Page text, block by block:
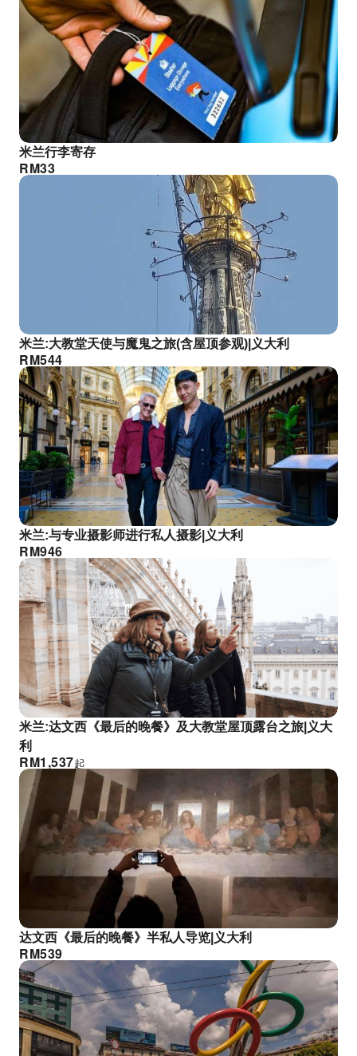
米兰行李寄存
RM33
米兰:大教堂天使与魔鬼之旅(含屋顶参观)|义大利
RM544
米兰:与专业摄影师进行私人摄影|义大利
RM946
米兰:达文西《最后的晚餐》及大教堂屋顶露台之旅|义大
利
RM1,537起
达文西《最后的晚餐》半私人导览|义大利
RM539